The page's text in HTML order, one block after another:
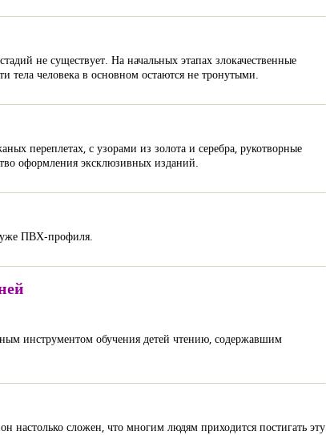
не существует. На начальных этапах злокачественные
тела человека в основном остаются не тронутыми.
переплетах, с узорами из золота и серебра, рукотворные
оформления эксклюзивных изданий.
уже ПВХ-профиля.
инструментом обучения детей чтению, содержавшим
настолько сложен, что многим людям приходится постигать эту